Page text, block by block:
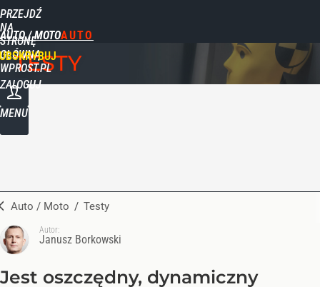
PRZEJDŹ
NA
STRONĘ
GŁÓWNĄ
WPROST.PL
AUTO / MOTO
ZALOGUJ
MENU
TESTY
Auto / Moto / Testy
Autor:
Janusz Borkowski
Jest oszczędny, dynamiczny